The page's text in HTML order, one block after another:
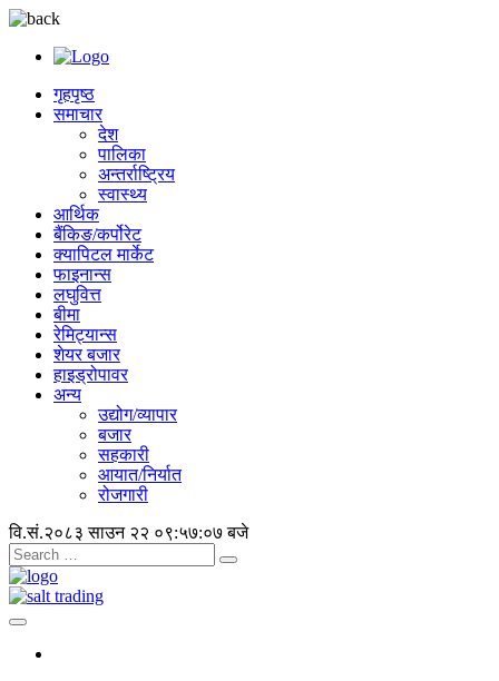
गृहपृष्ठ
समाचार
देश
पालिका
अन्तर्राष्ट्रिय
स्वास्थ्य
आर्थिक
बैंकिङ/कर्पोरेट
क्यापिटल मार्केट
फाइनान्स
लघुवित्त
बीमा
रेमिट्यान्स
शेयर बजार
हाइड्रोपावर
अन्य
उद्योग/व्यापार
बजार
सहकारी
आयात/निर्यात
रोजगारी
वि.सं.२०८३ साउन २२ ०९:५७:०७ बजे